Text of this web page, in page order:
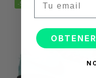
-50%